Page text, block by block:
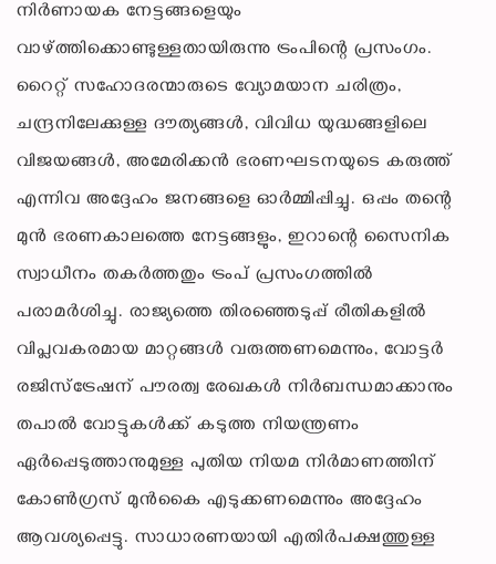
നിർണായക നേട്ടങ്ങളെയും
വാഴ്ത്തിക്കൊണ്ടുള്ളതായിരുന്നു ട്രംപിന്റെ പ്രസംഗം.
റൈറ്റ് സഹോദരന്മാരുടെ വ്യോമയാന ചരിത്രം,
ചന്ദ്രനിലേക്കുള്ള ദൗത്യങ്ങൾ, വിവിധ യുദ്ധങ്ങളിലെ
വിജയങ്ങൾ, അമേരിക്കൻ ഭരണഘടനയുടെ കരുത്ത്
എന്നിവ അദ്ദേഹം ജനങ്ങളെ ഓർമ്മിപ്പിച്ചു. ഒപ്പം തന്റെ
മുൻ ഭരണകാലത്തെ നേട്ടങ്ങളും, ഇറാന്റെ സൈനിക
സ്വാധീനം തകർത്തതും ട്രംപ് പ്രസംഗത്തിൽ
പരാമർശിച്ചു. രാജ്യത്തെ തിരഞ്ഞെടുപ്പ് രീതികളിൽ
വിപ്ലവകരമായ മാറ്റങ്ങൾ വരുത്തണമെന്നും, വോട്ടർ
രജിസ്ട്രേഷന് പൗരത്വ രേഖകൾ നിർബന്ധമാക്കാനും
തപാൽ വോട്ടുകൾക്ക് കടുത്ത നിയന്ത്രണം
ഏർപ്പെടുത്താനുമുള്ള പുതിയ നിയമ നിർമാണത്തിന്
കോൺഗ്രസ് മുൻകൈ എടുക്കണമെന്നും അദ്ദേഹം
ആവശ്യപ്പെട്ടു. സാധാരണയായി എതിർപക്ഷത്തുള്ള